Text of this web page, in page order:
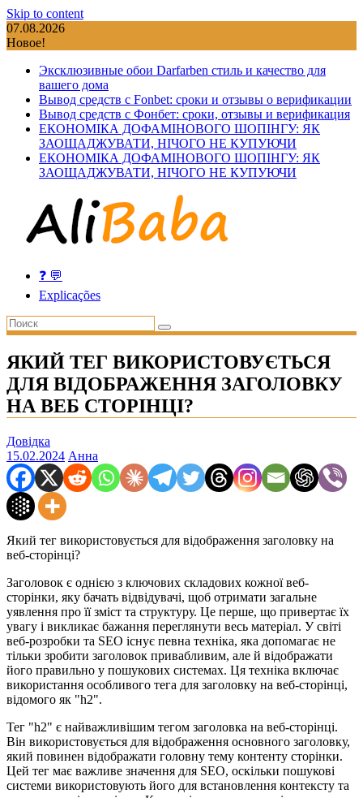
Skip to content
07.08.2026
Новое!
Эксклюзивные обои Darfarben стиль и качество для
вашего дома
Вывод средств с Fonbet: сроки и отзывы о верификации
Вывод средств с Фонбет: сроки, отзывы и верификация
ЕКОНОМІКА ДОФАМІНОВОГО ШОПІНГУ: ЯК
ЗАОЩАДЖУВАТИ, НІЧОГО НЕ КУПУЮЧИ
ЕКОНОМІКА ДОФАМІНОВОГО ШОПІНГУ: ЯК
ЗАОЩАДЖУВАТИ, НІЧОГО НЕ КУПУЮЧИ
❓ 💬
Explicações
ЯКИЙ ТЕГ ВИКОРИСТОВУЄТЬСЯ
ДЛЯ ВІДОБРАЖЕННЯ ЗАГОЛОВКУ
НА ВЕБ СТОРІНЦІ?
Довідка
15.02.2024 Анна
Який тег використовується для відображення заголовку на
веб-сторінці?
Заголовок є однією з ключових складових кожної веб-
сторінки, яку бачать відвідувачі, щоб отримати загальне
уявлення про її зміст та структуру. Це перше, що привертає їх
увагу і викликає бажання переглянути весь матеріал. У світі
веб-розробки та SEO існує певна техніка, яка допомагає не
тільки зробити заголовок привабливим, але й відображати
його правильно у пошукових системах. Ця техніка включає
використання особливого тега для заголовку на веб-сторінці,
відомого як "h2".
Тег "h2" є найважливішим тегом заголовка на веб-сторінці.
Він використовується для відображення основного заголовку,
який повинен відображати головну тему контенту сторінки.
Цей тег має важливе значення для SEO, оскільки пошукові
системи використовують його для встановлення контексту та